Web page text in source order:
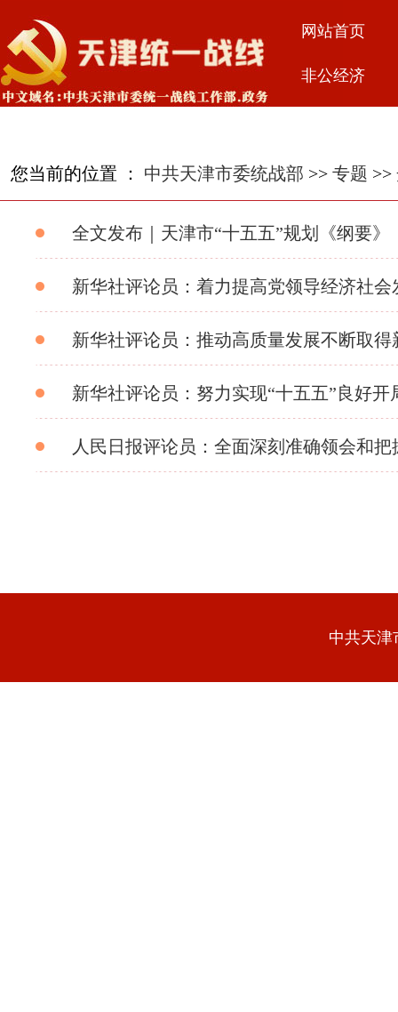
网站首页
非公经济
您当前的位置 ： 中共天津市委统战部 >> 专题 >>
全文发布｜天津市“十五五”规划《纲要》
新华社评论员：着力提高党领导经济社
新华社评论员：推动高质量发展不断取
新华社评论员：努力实现“十五五”良好
人民日报评论员：全面深刻准确领会和
中共天津